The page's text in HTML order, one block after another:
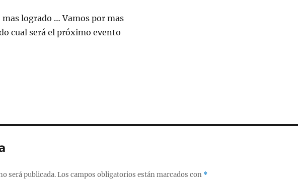
logrado … Vamos por mas
cual será el próximo evento
será publicada.Los campos obligatorios están marcados con *